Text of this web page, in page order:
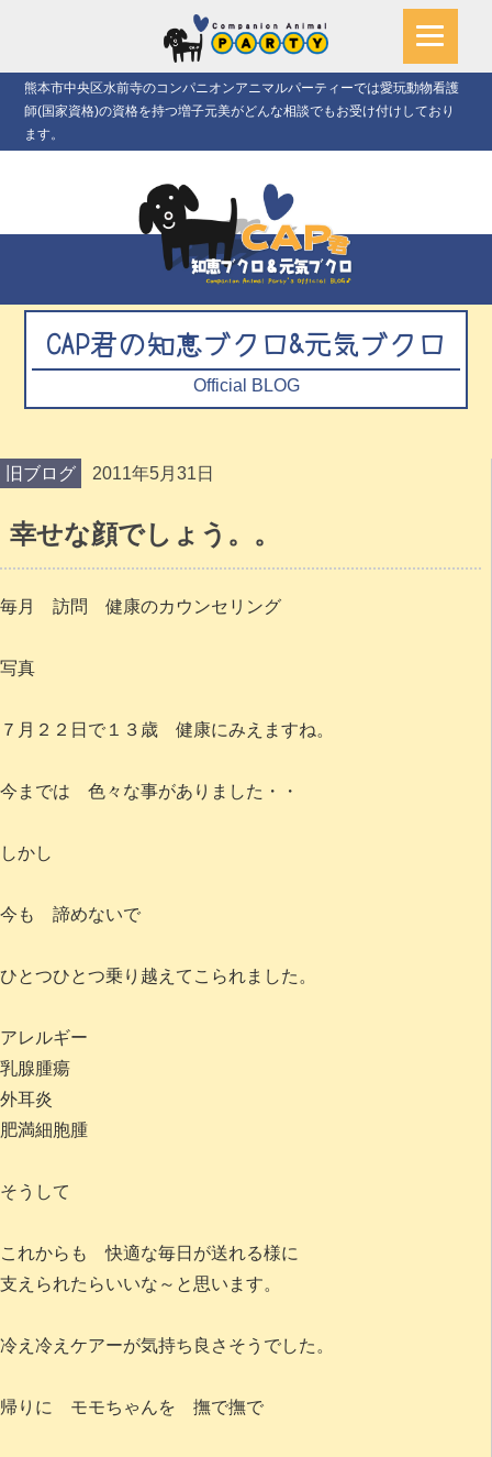
熊本市中央区水前寺のコンパニオンアニマルパーティーでは愛玩動物看護
師(国家資格)の資格を持つ増子元美がどんな相談でもお受け付けしており
ます。
CAP君の知恵ブクロ&元気ブクロ
Official BLOG
旧ブログ 2011年5月31日
幸せな顔でしょう。。
毎月 訪問 健康のカウンセリング
写真
７月２２日で１３歳 健康にみえますね。
今までは 色々な事がありました・・
しかし
今も 諦めないで
ひとつひとつ乗り越えてこられました。
アレルギー
乳腺腫瘍
外耳炎
肥満細胞腫
そうして
これからも 快適な毎日が送れる様に
支えられたらいいな～と思います。
冷え冷えケアーが気持ち良さそうでした。
帰りに モモちゃんを 撫で撫で